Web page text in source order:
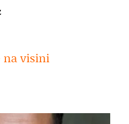
na visini